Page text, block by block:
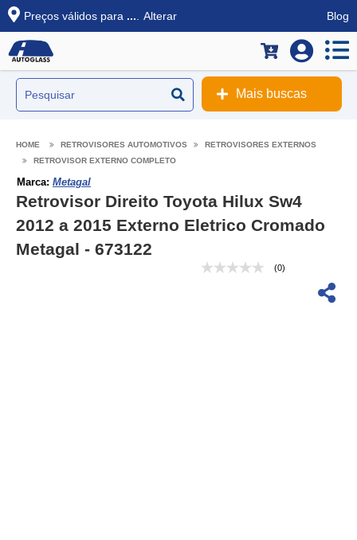
Preços válidos para ... Alterar Blog
Mais buscas
RETROVISORES AUTOMOTIVOS
RETROVISORES EXTERNOS
RETROVISOR EXTERNO COMPLETO
Marca: Metagal
Retrovisor Direito Toyota Hilux Sw4
2012 a 2015 Externo Eletrico Cromado
Metagal - 673122
(0)